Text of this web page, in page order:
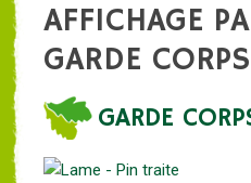
AFFICHAGE
GARDE CORPS
GARDE